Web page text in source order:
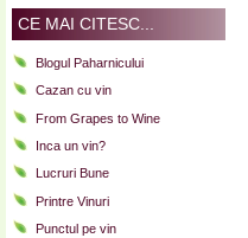
CE MAI CITESC...
Blogul Paharnicului
Cazan cu vin
From Grapes to Wine
Inca un vin?
Lucruri Bune
Printre Vinuri
Punctul pe vin